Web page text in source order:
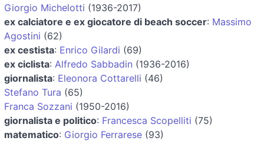
Giorgio Michelotti (1936-2017)
ex calciatore e ex giocatore di beach soccer: Massimo
Agostini (62)
ex cestista: Enrico Gilardi (69)
ex ciclista: Alfredo Sabbadin (1936-2016)
giornalista: Eleonora Cottarelli (46)
Stefano Tura (65)
Franca Sozzani (1950-2016)
giornalista e politico: Francesca Scopelliti (75)
matematico: Giorgio Ferrarese (93)